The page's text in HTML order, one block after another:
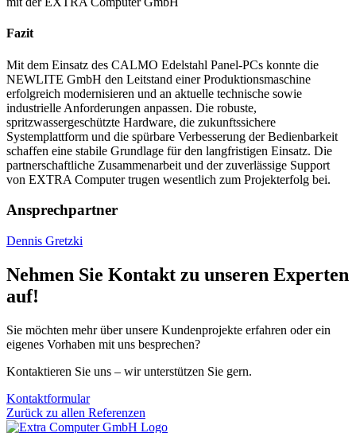
Fazit
Mit dem Einsatz des CALMO Edelstahl Panel-PCs konnte die
NEWLITE GmbH den Leitstand einer Produktionsmaschine
erfolgreich modernisieren und an aktuelle technische sowie
industrielle Anforderungen anpassen. Die robuste,
spritzwassergeschützte Hardware, die zukunftssichere
Systemplattform und die spürbare Verbesserung der Bedienbarkeit
schaffen eine stabile Grundlage für den langfristigen Einsatz. Die
partnerschaftliche Zusammenarbeit und der zuverlässige Support
von EXTRA Computer trugen wesentlich zum Projekterfolg bei.
Ansprechpartner
Dennis Gretzki
Nehmen Sie Kontakt zu unseren Experten
auf!
Sie möchten mehr über unsere Kundenprojekte erfahren oder ein
eigenes Vorhaben mit uns besprechen?
Kontaktieren Sie uns – wir unterstützen Sie gern.
Kontaktformular
Zurück zu allen Referenzen